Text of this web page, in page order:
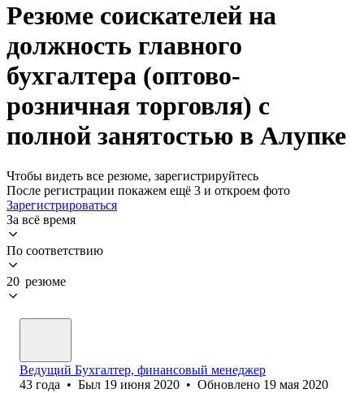
Резюме соискателей на
должность главного
бухгалтера (оптово-
розничная торговля) с
полной занятостью в Алупке
Чтобы видеть все резюме, зарегистрируйтесь
После регистрации покажем ещё 3 и откроем фото
Зарегистрироваться
За всё время
По соответствию
20 резюме
Ведущий Бухгалтер, финансовый менеджер
43 года • Был 19 июня 2020 • Обновлено 19 мая 2020